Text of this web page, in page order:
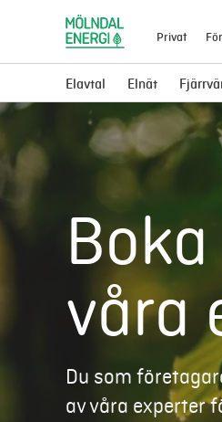
Privat
Elavtal Elnät
våra
Du som
av våra experter